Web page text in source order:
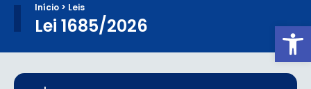
Início > Leis
Lei 1685/2026